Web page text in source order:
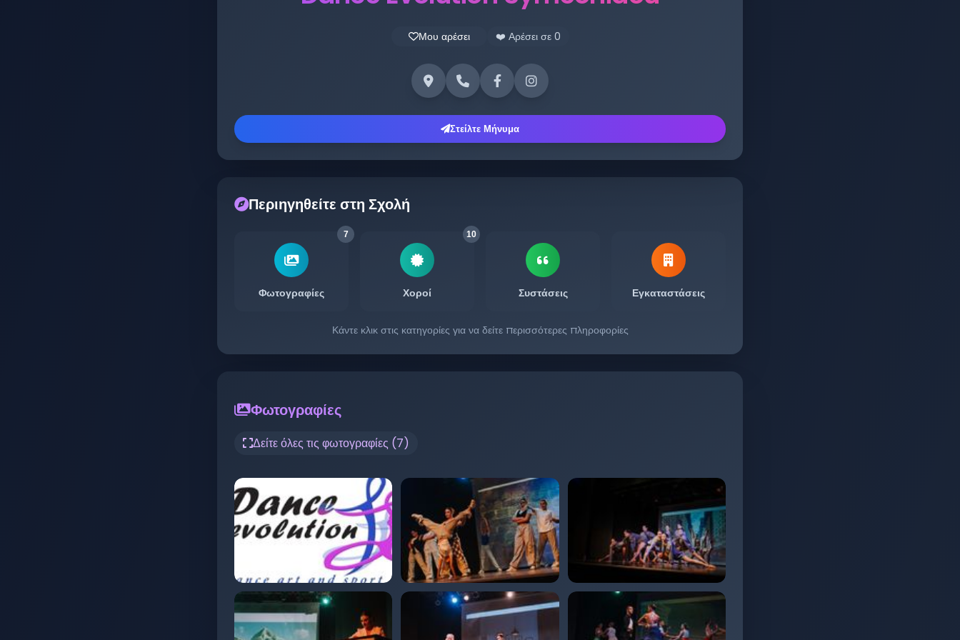
Μου αρέσει ❤️ Αρέσει σε 0
Στείλτε Μήνυμα
Περιηγηθείτε στη Σχολή
Φωτογραφίες
7
Χοροί
10
Συστάσεις Εγκαταστάσεις
Κάντε κλικ στις κατηγορίες για να δείτε περισσότερες πληροφορίες
Φωτογραφίες
Δείτε όλες τις φωτογραφίες (7)